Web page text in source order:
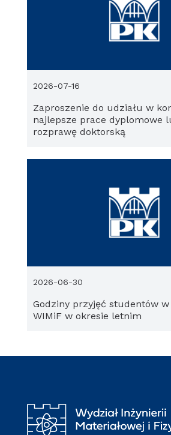
Zaproszenie do udziału w
najlepsze prace dyplomowe
rozprawę doktorską
2026-07-16
Godziny przyjęć studentów w
WIMiF w okresie letnim
2026-06-30